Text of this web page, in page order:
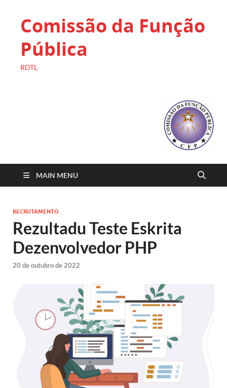
Comissão da Função
Pública
RDTL
MAIN MENU
RECRUTAMENTO
Rezultadu Teste Eskrita
Dezenvolvedor PHP
20 de outubro de 2022